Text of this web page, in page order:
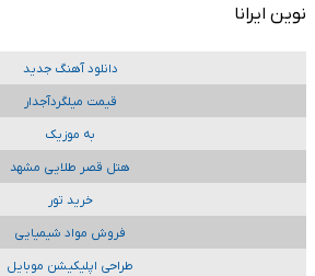
نوین ایرانا
دانلود آهنگ جدید
قیمت میلگردآجدار
به موزیک
هتل قصر طلایی مشهد
خرید تور
فروش مواد شیمیایی
طراحی اپلیکیشن موبایل